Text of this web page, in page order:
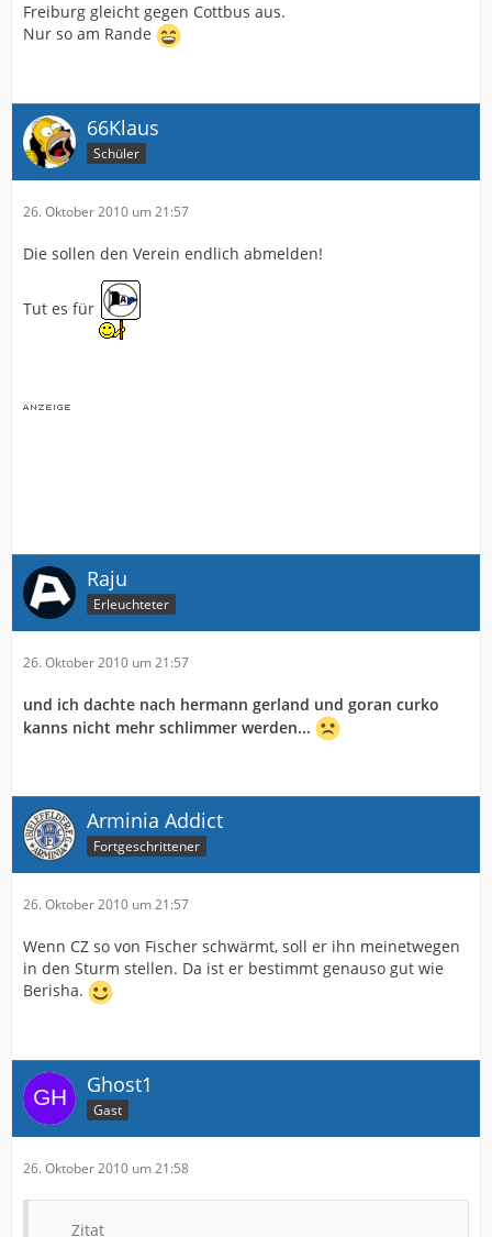
Freiburg gleicht gegen Cottbus aus.
Nur so am Rande
66Klaus
Schüler
26. Oktober 2010 um 21:57
Die sollen den Verein endlich abmelden!
Tut es für
Raju
Erleuchteter
26. Oktober 2010 um 21:57
und ich dachte nach hermann gerland und goran curko
kanns nicht mehr schlimmer werden...
Arminia Addict
Fortgeschrittener
26. Oktober 2010 um 21:57
Wenn CZ so von Fischer schwärmt, soll er ihn meinetwegen
in den Sturm stellen. Da ist er bestimmt genauso gut wie
Berisha.
Ghost1
Gast
26. Oktober 2010 um 21:58
Zitat